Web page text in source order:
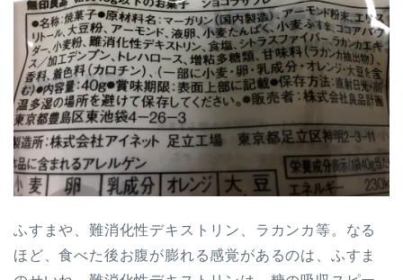
ふすまや、難消化性デキストリン、ラカンカ等。なる
ほど、食べた後お腹が膨れる感覚があるのは、ふすま